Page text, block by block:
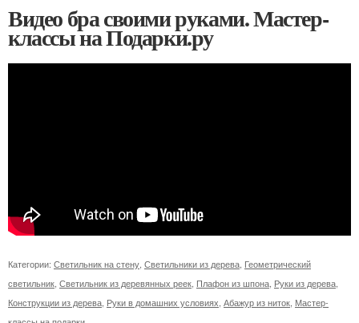
Видео бра своими руками. Мастер-
классы на Подарки.ру
Категории: Светильник на стену Светильники из дерева Геометрический
светильник Светильник из деревянных реек Плафон из шпона Руки из дерева
Конструкции из дерева Руки в домашних условиях Абажур из ниток Мастер-